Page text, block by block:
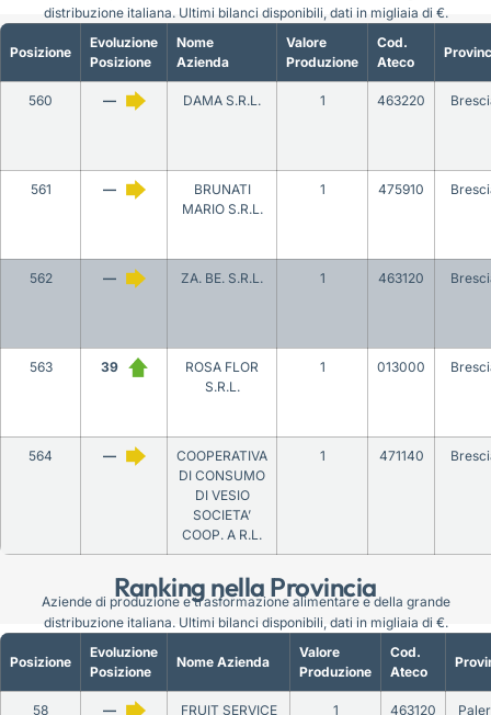
Ranking nella Provincia
Posizione
Evoluzione
Posizione
Nome
Azienda
Valore
Produzione
Cod.
Ateco
560 — DAMA S.R.L. 1 463220
561 —
BRUNATI
MARIO S.R.L.
1 475910
562 — ZA. BE. S.R.L. 1 463120
563 39
ROSA FLOR
S.R.L.
1 013000
564 —
COOPERATIVA
DI CONSUMO
DI VESIO
SOCIETA’
COOP. A R.L.
1 471140
distribuzione italiana. Ultimi bilanci disponibili, dati in migliaia di €.
Posizione
Evoluzione
Posizione
Nome Azienda
Valore
Produzione
Cod.
Ateco
58 —
FRUIT SERVICE
1 463120
Aziende di produzione e trasformazione alimentare e della grande
distribuzione italiana. Ultimi bilanci disponibili, dati in migliaia di €.